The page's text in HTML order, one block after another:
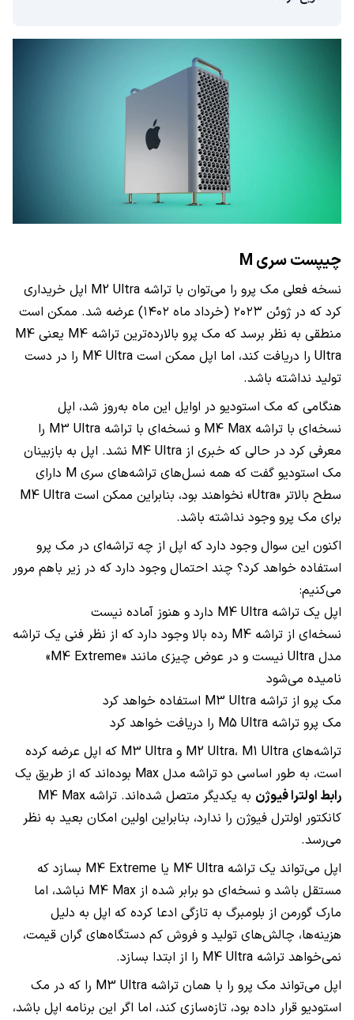
چیپست سری M
نسخه فعلی مک پرو را می‌توان با تراشه M2 Ultra اپل خریداری
کرد که در ژوئن ۲۰۲۳ (خرداد ماه ۱۴۰۲) عرضه شد. ممکن است
منطقی به نظر برسد که مک پرو بالارده‌ترین تراشه M4 یعنی M4
Ultra را دریافت کند، اما اپل ممکن است M4 Ultra را در دست
تولید نداشته باشد.
هنگامی که مک استودیو در اوایل این ماه به‌روز شد، اپل
نسخه‌ای با تراشه M4 Max و نسخه‌ای با تراشه M3 Ultra را
معرفی کرد در حالی که خبری از M4 Ultra نشد. اپل به بازبینان
مک استودیو گفت که همه نسل‌های تراشه‌های سری M دارای
سطح بالاتر «Utra» نخواهند بود، بنابراین ممکن است M4 Ultra
برای مک پرو وجود نداشته باشد.
اکنون این سوال وجود دارد که اپل از چه تراشه‌ای در مک پرو
استفاده خواهد کرد؟ چند احتمال وجود دارد که در زیر باهم مرور
می‌کنیم:
اپل یک تراشه M4 Ultra دارد و هنوز آماده نیست
نسخه‌ای از تراشه M4 رده بالا وجود دارد که از نظر فنی یک تراشه
مدل Ultra نیست و در عوض چیزی مانند «M4 Extreme»
نامیده می‌شود
مک پرو از تراشه M3 Ultra استفاده خواهد کرد
مک پرو تراشه M5 Ultra را دریافت خواهد کرد
تراشه‌های M2 Ultra، M1 Ultra و M3 Ultra که اپل عرضه کرده
است، به طور اساسی دو تراشه مدل Max بوده‌اند که از طریق یک
رابط اولترا فیوژن
به یکدیگر متصل شده‌اند. تراشه M4 Max
کانکتور اولترل فیوژن را ندارد، بنابراین اولین امکان بعید به نظر
می‌رسد.
اپل می‌تواند یک تراشه M4 Ultra یا M4 Extreme بسازد که
مستقل باشد و نسخه‌ای دو برابر شده از M4 Max نباشد، اما
مارک گورمن از بلومبرگ به تازگی ادعا کرده که اپل به دلیل
هزینه‌ها، چالش‌های تولید و فروش کم دستگاه‌های گران ‌قیمت،
نمی‌خواهد تراشه M4 Ultra را از ابتدا بسازد.
اپل می‌تواند مک پرو را با همان تراشه M3 Ultra را که در مک
استودیو قرار داده بود، تازه‌سازی کند، اما اگر این برنامه اپل باشد،